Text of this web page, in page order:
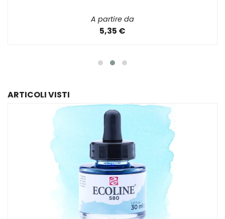
A partire da
5,35 €
ARTICOLI VISTI